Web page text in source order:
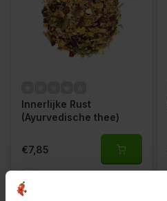
Innerlijke Rust
(Ayurvedische thee)
€7,85